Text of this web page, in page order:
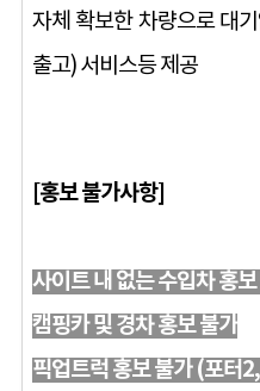
자체 확보한 차량으로 대
출고) 서비스등 제공
[홍보 불가사항]
사이트 내 없는 수입차 홍
캠핑카 및 경차 홍보 불가
픽업트럭 홍보 불가 (포터